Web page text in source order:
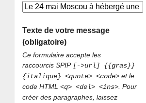
Texte de votre message
(obligatoire)
Ce formulaire accepte les
raccourcis SPIP [->url] {{gras}}
{italique} <quote> <code> et le
code HTML<q> <del> <ins> . Pour
créer des paragraphes, laissez